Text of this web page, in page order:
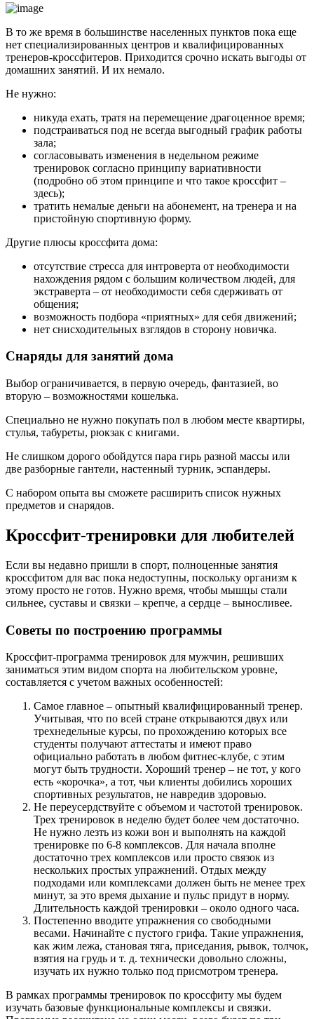
В то же время в большинстве населенных пунктов пока еще
нет специализированных центров и квалифицированных
тренеров-кроссфитеров. Приходится срочно искать выгоды от
домашних занятий. И их немало.
Не нужно:
никуда ехать, тратя на перемещение драгоценное время;
подстраиваться под не всегда выгодный график работы
зала;
согласовывать изменения в недельном режиме
тренировок согласно принципу вариативности
(подробно об этом принципе и что такое кроссфит –
здесь);
тратить немалые деньги на абонемент, на тренера и на
пристойную спортивную форму.
Другие плюсы кроссфита дома:
отсутствие стресса для интроверта от необходимости
нахождения рядом с большим количеством людей, для
экстраверта – от необходимости себя сдерживать от
общения;
возможность подбора «приятных» для себя движений;
нет снисходительных взглядов в сторону новичка.
Снаряды для занятий дома
Выбор ограничивается, в первую очередь, фантазией, во
вторую – возможностями кошелька.
Специально не нужно покупать пол в любом месте квартиры,
стулья, табуреты, рюкзак с книгами.
Не слишком дорого обойдутся пара гирь разной массы или
две разборные гантели, настенный турник, эспандеры.
С набором опыта вы сможете расширить список нужных
предметов и снарядов.
Кроссфит-тренировки для любителей
Если вы недавно пришли в спорт, полноценные занятия
кроссфитом для вас пока недоступны, поскольку организм к
этому просто не готов. Нужно время, чтобы мышцы стали
сильнее, суставы и связки – крепче, а сердце – выносливее.
Советы по построению программы
Кроссфит-программа тренировок для мужчин, решивших
заниматься этим видом спорта на любительском уровне,
составляется с учетом важных особенностей:
Самое главное – опытный квалифицированный тренер.
Учитывая, что по всей стране открываются двух или
трехнедельные курсы, по прохождению которых все
студенты получают аттестаты и имеют право
официально работать в любом фитнес-клубе, с этим
могут быть трудности. Хороший тренер – не тот, у кого
есть «корочка», а тот, чьи клиенты добились хороших
спортивных результатов, не навредив здоровью.
Не переусердствуйте с объемом и частотой тренировок.
Трех тренировок в неделю будет более чем достаточно.
Не нужно лезть из кожи вон и выполнять на каждой
тренировке по 6-8 комплексов. Для начала вполне
достаточно трех комплексов или просто связок из
нескольких простых упражнений. Отдых между
подходами или комплексами должен быть не менее трех
минут, за это время дыхание и пульс придут в норму.
Длительность каждой тренировки – около одного часа.
Постепенно вводите упражнения со свободными
весами. Начинайте с пустого грифа. Такие упражнения,
как жим лежа, становая тяга, приседания, рывок, толчок,
взятия на грудь и т. д. технически довольно сложны,
изучать их нужно только под присмотром тренера.
В рамках программы тренировок по кроссфиту мы будем
изучать базовые функциональные комплексы и связки.